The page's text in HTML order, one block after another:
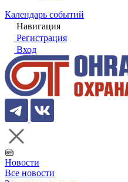
Календарь событий
Навигация
Регистрация
Вход
Новости
Все новости